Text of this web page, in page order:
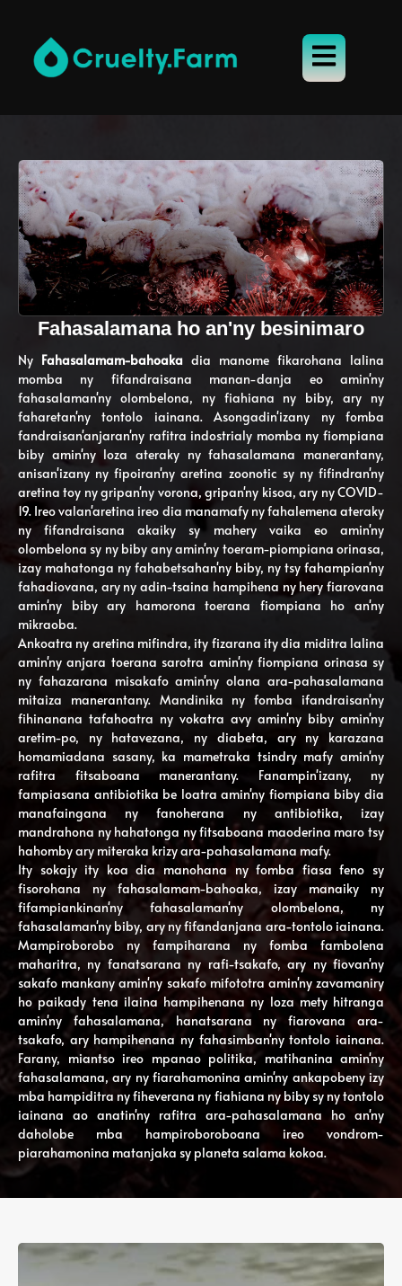
Fahasalamana ho an'ny besinimaro
Ny Fahasalamam-bahoaka dia manome fikarohana lalina
momba ny fifandraisana manan-danja eo amin'ny
fahasalaman'ny olombelona, ​​ny fiahiana ny biby, ary ny
faharetan'ny tontolo iainana. Asongadin'izany ny fomba
fandraisan'anjaran'ny rafitra indostrialy momba ny fiompiana
biby amin'ny loza ateraky ny fahasalamana manerantany,
anisan'izany ny fipoiran'ny aretina zoonotic sy ny fifindran'ny
aretina toy ny gripan'ny vorona, gripan'ny kisoa, ary ny COVID-
19. Ireo valan'aretina ireo dia manamafy ny fahalemena ateraky
ny fifandraisana akaiky sy mahery vaika eo amin'ny
olombelona sy ny biby any amin'ny toeram-piompiana orinasa,
izay mahatonga ny fahabetsahan'ny biby, ny tsy fahampian'ny
fahadiovana, ary ny adin-tsaina hampihena ny hery fiarovana
amin'ny biby ary hamorona toerana fiompiana ho an'ny
mikraoba.
Ankoatra ny aretina mifindra, ity fizarana ity dia miditra lalina
amin'ny anjara toerana sarotra amin'ny fiompiana orinasa sy
ny fahazarana misakafo amin'ny olana ara-pahasalamana
mitaiza manerantany. Mandinika ny fomba ifandraisan'ny
fihinanana tafahoatra ny vokatra avy amin'ny biby amin'ny
aretim-po, ny hatavezana, ny diabeta, ary ny karazana
homamiadana sasany, ka mametraka tsindry mafy amin'ny
rafitra fitsaboana manerantany. Fanampin'izany, ny
fampiasana antibiotika be loatra amin'ny fiompiana biby dia
manafaingana ny fanoherana ny antibiotika, izay
mandrahona ny hahatonga ny fitsaboana maoderina maro tsy
hahomby ary miteraka krizy ara-pahasalamana mafy.
Ity sokajy ity koa dia manohana ny fomba fiasa feno sy
fisorohana ny fahasalamam-bahoaka, izay manaiky ny
fifampiankinan'ny fahasalaman'ny olombelona, ​​ny
fahasalaman'ny biby, ary ny fifandanjana ara-tontolo iainana.
Mampiroborobo ny fampiharana ny fomba fambolena
maharitra, ny fanatsarana ny rafi-tsakafo, ary ny fiovan'ny
sakafo mankany amin'ny sakafo mifototra amin'ny zavamaniry
ho paikady tena ilaina hampihenana ny loza mety hitranga
amin'ny fahasalamana, hanatsarana ny fiarovana ara-
tsakafo, ary hampihenana ny fahasimban'ny tontolo iainana.
Farany, miantso ireo mpanao politika, matihanina amin'ny
fahasalamana, ary ny fiarahamonina amin'ny ankapobeny izy
mba hampiditra ny fiheverana ny fiahiana ny biby sy ny tontolo
iainana ao anatin'ny rafitra ara-pahasalamana ho an'ny
daholobe mba hampiroboroboana ireo vondrom-
piarahamonina matanjaka sy planeta salama kokoa.